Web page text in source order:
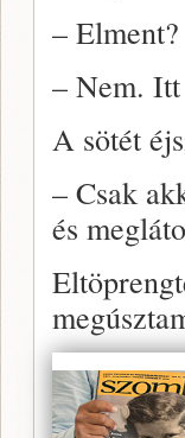
– Elment?
– Nem.
A sötét
– Csak
és